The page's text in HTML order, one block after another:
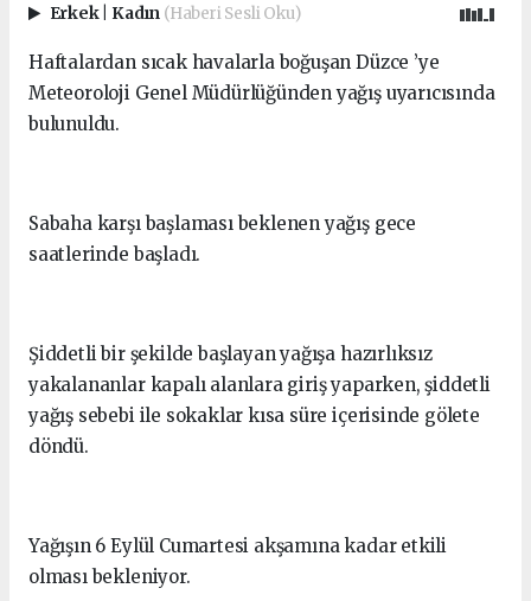
Erkek Kadın (Haberi Sesli Oku)
Haftalardan sıcak havalarla boğuşan Düzce ’ye
Meteoroloji Genel Müdürlüğünden yağış uyarıcısında
bulunuldu.
Sabaha karşı başlaması beklenen yağış gece
saatlerinde başladı.
Şiddetli bir şekilde başlayan yağışa hazırlıksız
yakalananlar kapalı alanlara giriş yaparken, şiddetli
yağış sebebi ile sokaklar kısa süre içerisinde gölete
döndü.
Yağışın 6 Eylül Cumartesi akşamına kadar etkili
olması bekleniyor.